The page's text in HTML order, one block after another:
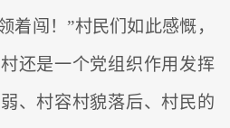
着闯！”村民们如此感慨，
还是一个党组织作用发挥
、村容村貌落后、村民的